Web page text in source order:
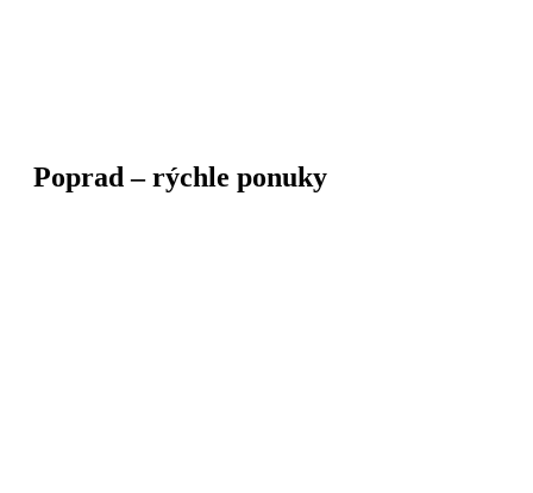
Poprad – rýchle ponuky